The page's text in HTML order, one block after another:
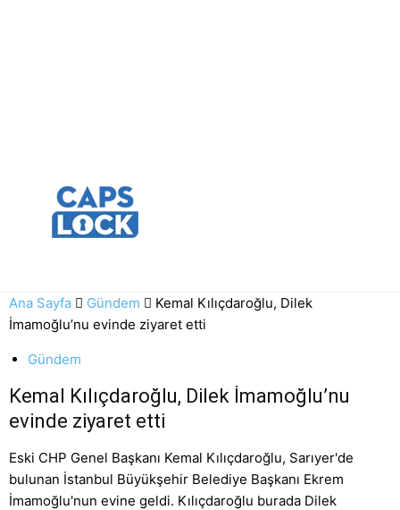
Ana Sayfa Gündem
Kemal Kılıçdaroğlu, Dilek
İmamoğlu’nu evinde ziyaret etti
Gündem
Kemal Kılıçdaroğlu, Dilek İmamoğlu’nu
evinde ziyaret etti
Eski CHP Genel Başkanı Kemal Kılıçdaroğlu, Sarıyer'de
bulunan İstanbul Büyükşehir Belediye Başkanı Ekrem
İmamoğlu'nun evine geldi. Kılıçdaroğlu burada Dilek